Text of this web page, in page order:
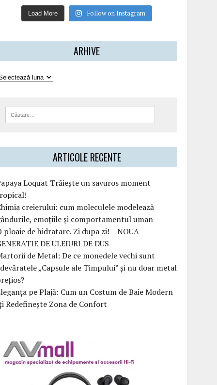
Load More Follow on Instagram
ARHIVE
ARTICOLE RECENTE
Loquat Trăiește un savuros moment
creierului: cum moleculele modelează
emoțiile și comportamentul uman
ploaie de hidratare. Zi dupa zi! – NOUA
DE ULEIURI DE DUS
de Metal: De ce monedele vechi sunt
„Capsule ale Timpului” și nu doar metal
pe Plajă: Cum un Costum de Baie Modern
Redefinește Zona de Confort